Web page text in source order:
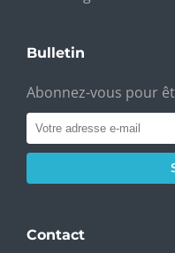
Bulletin
Abonnez-vous pour
Contact